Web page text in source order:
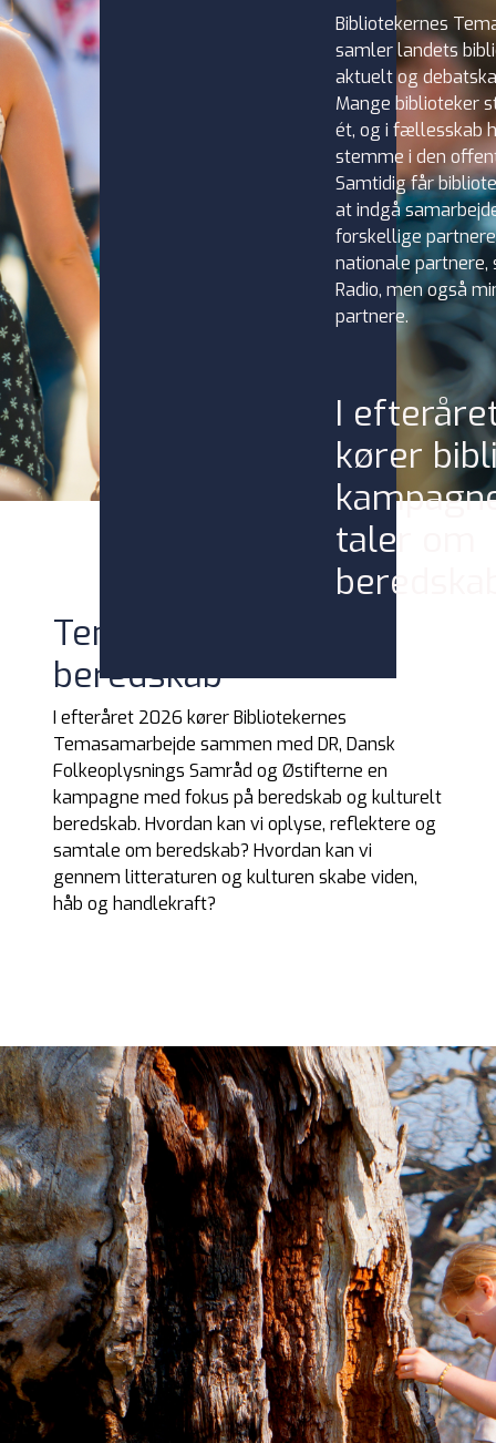
Bibliotekernes
samler landets
aktuelt og
Mange biblioteker
ét, og i fællesskab
stemme i den
Samtidig får
at indgå
forskellige
nationale partnere,
Radio, men også
partnere.
I
kører
taler om
Tema 23: Vi taler om
beredskab
I efteråret 2026 kører Bibliotekernes
Temasamarbejde sammen med DR, Dansk
Folkeoplysnings Samråd og Østifterne en
kampagne med fokus på beredskab og kulturelt
beredskab. Hvordan kan vi oplyse, reflektere og
samtale om beredskab? Hvordan kan vi
gennem litteraturen og kulturen skabe viden,
håb og handlekraft?